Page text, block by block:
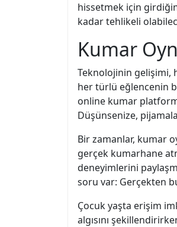
hissetmek için
kadar tehlikeli
Kumar
Teknolojinin gelişimi,
her türlü eğlencenin
online kumar
Düşünsenize,
Bir zamanlar, kumar
gerçek kumarhane
deneyimlerini
soru var: Gerçekten
Çocuk yaşta erişim
algısını